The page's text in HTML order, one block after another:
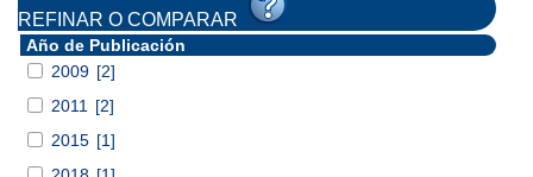
REFINAR O COMPARAR
Año de Publicación
2009 [2]
2011
[2]
2015 [1]